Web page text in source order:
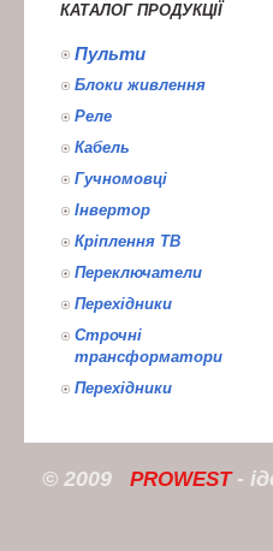
КАТАЛОГ ПРОДУКЦІЇ
Пульти
Блоки живлення
Реле
Кабель
Гучномовці
Інвертор
Кріплення ТВ
Переключатели
Перехідники
Строчні
трансформатори
Перехідники
© 2009 PROWEST-